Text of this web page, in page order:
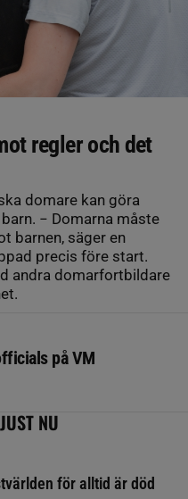
regler och det
domare kan göra
− Domarna måste
barnen, säger en
precis före start.
andra domarfortbildare
på VM
NU
för alltid är död